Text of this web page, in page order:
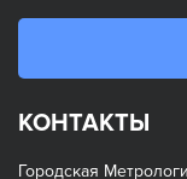
КОНТАКТЫ
Городская